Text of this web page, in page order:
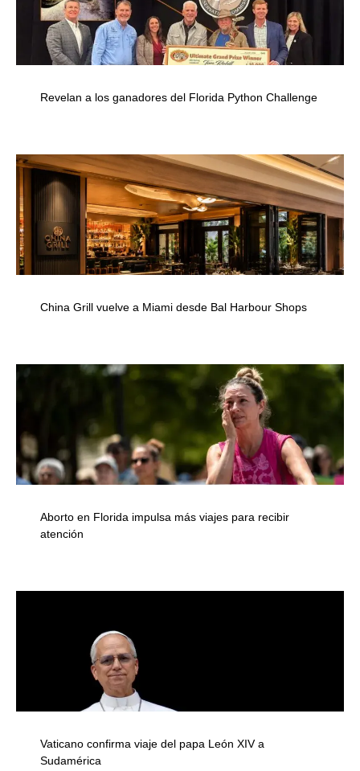
Revelan a los ganadores del Florida Python Challenge
China Grill vuelve a Miami desde Bal Harbour Shops
Aborto en Florida impulsa más viajes para recibir
atención
Vaticano confirma viaje del papa León XIV a
Sudamérica